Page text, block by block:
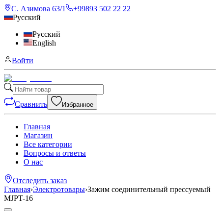
С. Азимова 63/1
+99893 502 22 22
Русский
Русский
English
Войти
Сравнить Избранное
Главная
Магазин
Все категории
Вопросы и ответы
О нас
Отследить заказ
Главная›Электротовары›Зажим соединительный прессуемый
MJPT-16